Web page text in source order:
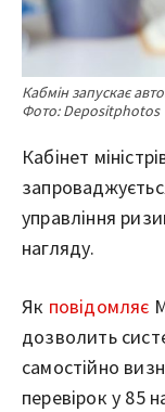
Кабмін запускає
Фото: Depositphotos
Кабінет
управління
нагляду.
Як повідомляє
дозволить
самостійно
перевірок у 85